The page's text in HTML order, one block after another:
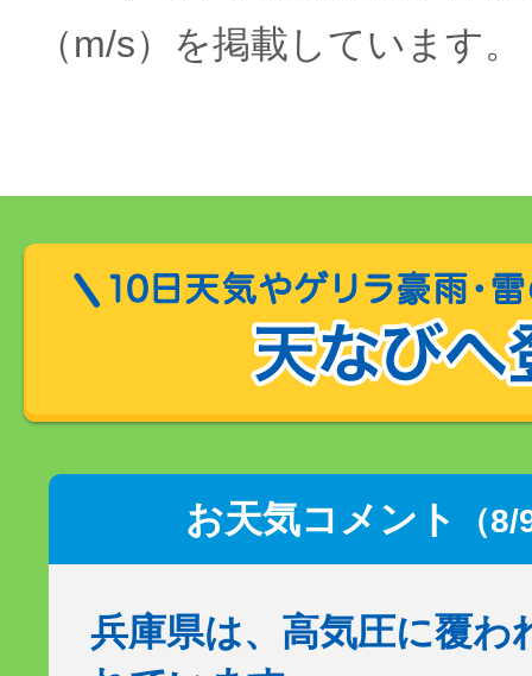
（m/s）を掲載しています。
お天気コメント （
兵庫県は、高気圧に覆わ